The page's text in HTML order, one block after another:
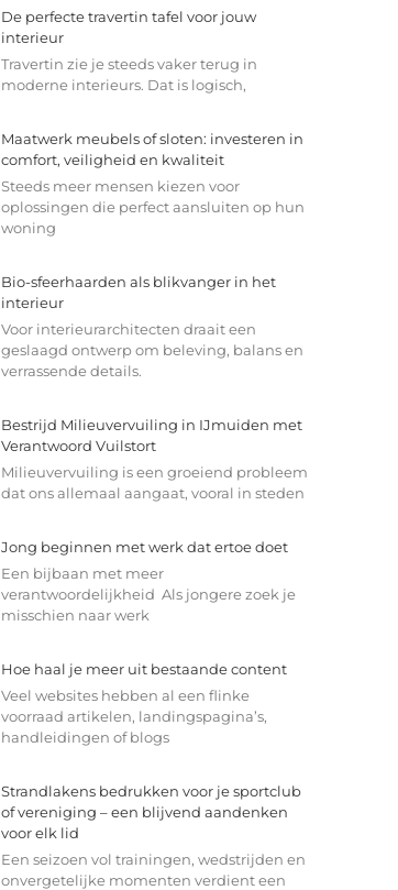
De perfecte travertin tafel voor jouw
interieur
Travertin zie je steeds vaker terug in
moderne interieurs. Dat is logisch,
Maatwerk meubels of sloten: investeren in
comfort, veiligheid en kwaliteit
Steeds meer mensen kiezen voor
oplossingen die perfect aansluiten op hun
woning
Bio-sfeerhaarden als blikvanger in het
interieur
Voor interieurarchitecten draait een
geslaagd ontwerp om beleving, balans en
verrassende details.
Bestrijd Milieuvervuiling in IJmuiden met
Verantwoord Vuilstort
Milieuvervuiling is een groeiend probleem
dat ons allemaal aangaat, vooral in steden
Jong beginnen met werk dat ertoe doet
Een bijbaan met meer
verantwoordelijkheid Als jongere zoek je
misschien naar werk
Hoe haal je meer uit bestaande content
Veel websites hebben al een flinke
voorraad artikelen, landingspagina’s,
handleidingen of blogs
Strandlakens bedrukken voor je sportclub
of vereniging – een blijvend aandenken
voor elk lid
Een seizoen vol trainingen, wedstrijden en
onvergetelijke momenten verdient een